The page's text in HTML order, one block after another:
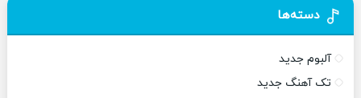
دسته‌ها
آلبوم جدید
تک آهنگ جدید